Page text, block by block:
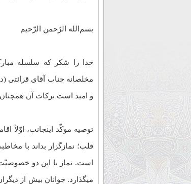
بسم‌الله الرّحمن الرّحیم
خدا را شکر که سلسله‌
مخلصانه‌ جناب آقای قرائتی
و امید است برکات آن همچنان
توصیه‌ موکّد اینجانب، اوّلاً
قلب؛ نمازگزار بداند با
است. نماز با این دو
میگذارد. جوانان بیش از